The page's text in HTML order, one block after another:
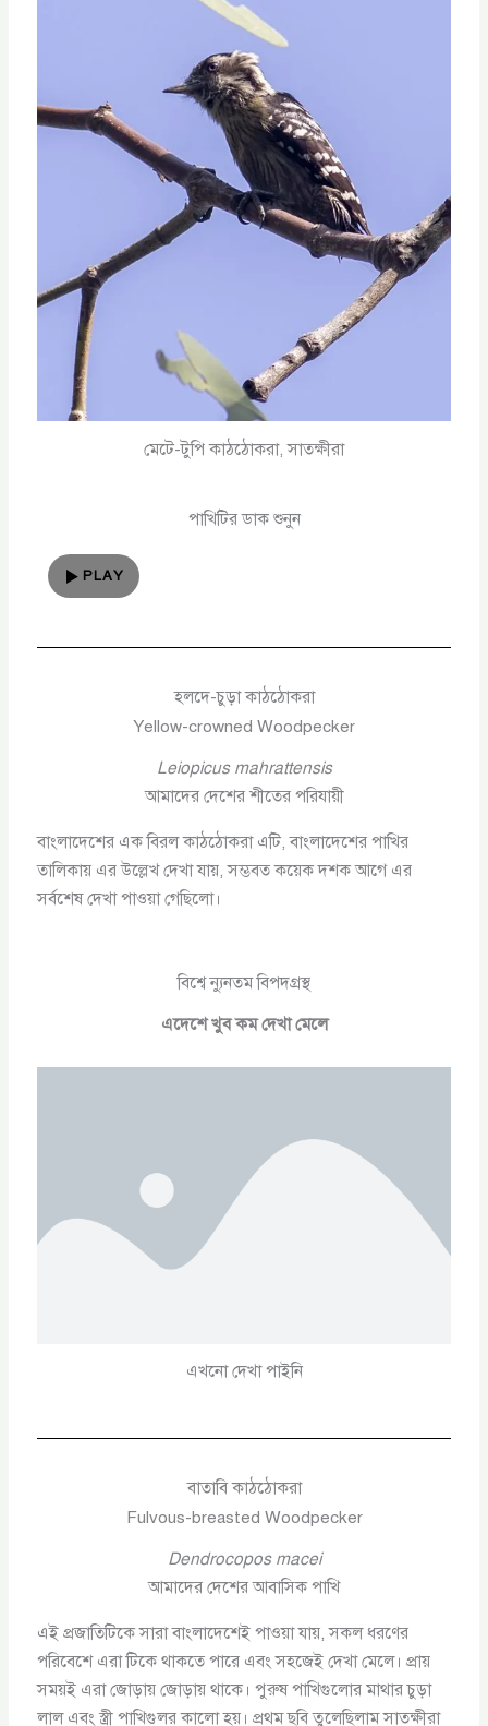
মেটে-টুপি কাঠঠোকরা, সাতক্ষীরা
পাখিটির ডাক শুনুন
PLAY
হলদে-চুড়া কাঠঠোকরা
Yellow-crowned Woodpecker
Leiopicus mahrattensis
আমাদের দেশের শীতের পরিযায়ী
বাংলাদেশের এক বিরল কাঠঠোকরা এটি, বাংলাদেশের পাখির
তালিকায় এর উল্লেখ দেখা যায়, সম্ভবত কয়েক দশক আগে এর
সর্বশেষ দেখা পাওয়া গেছিলো।
বিশ্বে ন্যুনতম বিপদগ্রস্থ
এদেশে খুব কম দেখা মেলে
এখনো দেখা পাইনি
বাতাবি কাঠঠোকরা
Fulvous-breasted Woodpecker
Dendrocopos macei
আমাদের দেশের আবাসিক পাখি
এই প্রজাতিটিকে সারা বাংলাদেশেই পাওয়া যায়, সকল ধরণের
পরিবেশে এরা টিকে থাকতে পারে এবং সহজেই দেখা মেলে। প্রায়
সময়ই এরা জোড়ায় জোড়ায় থাকে। পুরুষ পাখিগুলোর মাথার চুড়া
লাল এবং স্ত্রী পাখিগুলর কালো হয়। প্রথম ছবি তুলেছিলাম সাতক্ষীরা